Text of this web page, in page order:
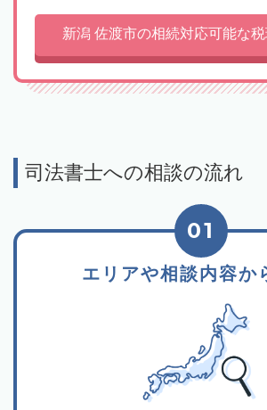
新潟 佐渡市の相続対応可能な
司法書士への相談の流れ
エリアや相談内容か
01